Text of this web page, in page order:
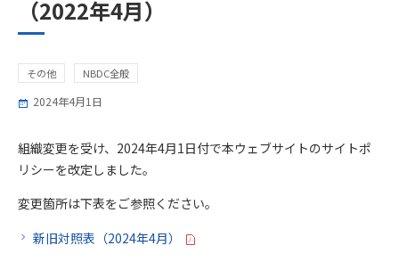
（2022年4月）
その他 NBDC全般
2024年4月1日
組織変更を受け、2024年4月1日付で本ウェブサイトのサイトポ
リシーを改定しました。
変更箇所は下表をご参照ください。
新旧対照表（2024年4月）